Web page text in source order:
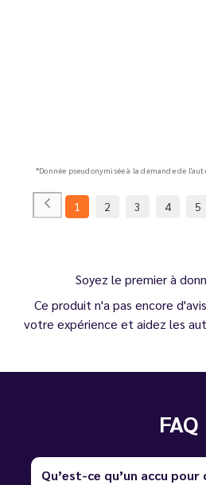
*Donnée pseudonymisée à la demande de
1 2 3 4 5
Soyez le premier à
Ce produit n'a pas encore
votre expérience et aidez les
FAQ
Qu’est-ce qu’un accu